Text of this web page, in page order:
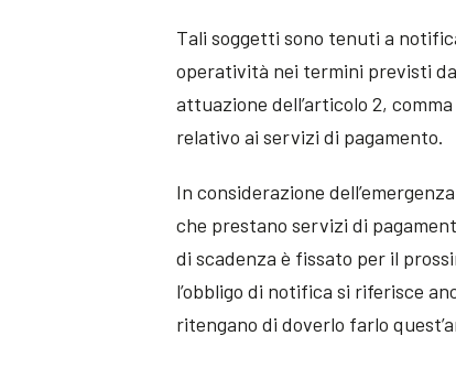
Tali soggetti sono tenuti a
operatività nei termini previsti
attuazione dell’articolo 2,
relativo ai servizi di pagamento.
In considerazione
che prestano servizi di
di scadenza è fissato per il
l’obbligo di notifica si riferisce
ritengano di doverlo farlo